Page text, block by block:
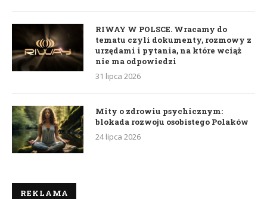
RIWAY W POLSCE. Wracamy do
tematu czyli dokumenty, rozmowy z
urzędami i pytania, na które wciąż
nie ma odpowiedzi
31 lipca 2026
Mity o zdrowiu psychicznym:
blokada rozwoju osobistego Polaków
24 lipca 2026
REKLAMA